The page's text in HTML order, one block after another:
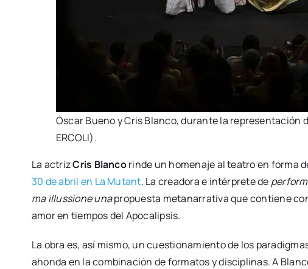
Óscar Bueno y Cris Blan­co, duran­te la repre­sen­ta­ción
ERCOLI).
La actrizCris Blan­corin­de un home­na­je al tea­tro en for­ma
30 de abril en La Mutant. La crea­do­ra e intér­pre­te de
ma illus­sio­ne unapro­pues­ta meta­na­rra­ti­va que con­tie­ne
amor en tiem­pos del Apo­ca­lip­sis.
La obra es, así mis­mo, un cues­tio­na­mien­to de los
ahon­da en la com­bi­na­ción de for­ma­tos y dis­ci­pli­nas. A